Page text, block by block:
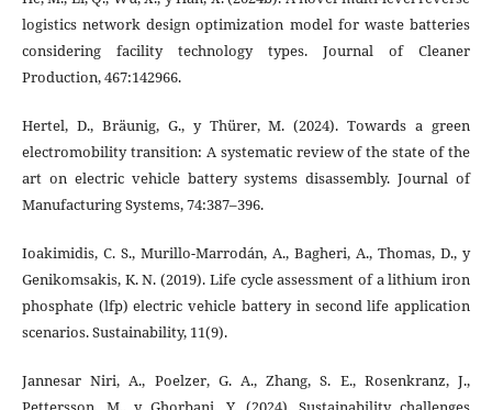
logistics network design optimization model for waste batteries
considering facility technology types. Journal of Cleaner
Production, 467:142966.
Hertel, D., Bräunig, G., y Thürer, M. (2024). Towards a green
electromobility transition: A systematic review of the state of the
art on electric vehicle battery systems disassembly. Journal of
Manufacturing Systems, 74:387–396.
Ioakimidis, C. S., Murillo-Marrodán, A., Bagheri, A., Thomas, D., y
Genikomsakis, K. N. (2019). Life cycle assessment of a lithium iron
phosphate (lfp) electric vehicle battery in second life application
scenarios. Sustainability, 11(9).
Jannesar Niri, A., Poelzer, G. A., Zhang, S. E., Rosenkranz, J.,